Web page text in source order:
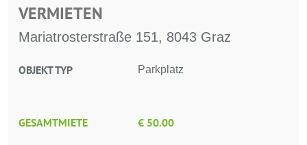
VERMIETEN
Mariatrosterstraße 151, 8043 Graz
OBJEKT TYP Parkplatz
GESAMTMIETE € 50.00